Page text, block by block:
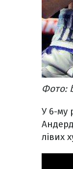
Фото:
У 6-му
лівих